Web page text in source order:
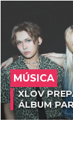
MÚSICA
XLOV
ÁLBUM